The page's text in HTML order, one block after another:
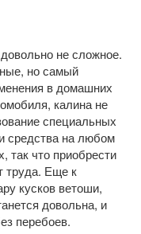
не сложное.
но самый
в домашних
калина не
специальных
средства на любом
так что приобрести
труда. Еще к
кусков ветоши,
довольна, и
перебоев.